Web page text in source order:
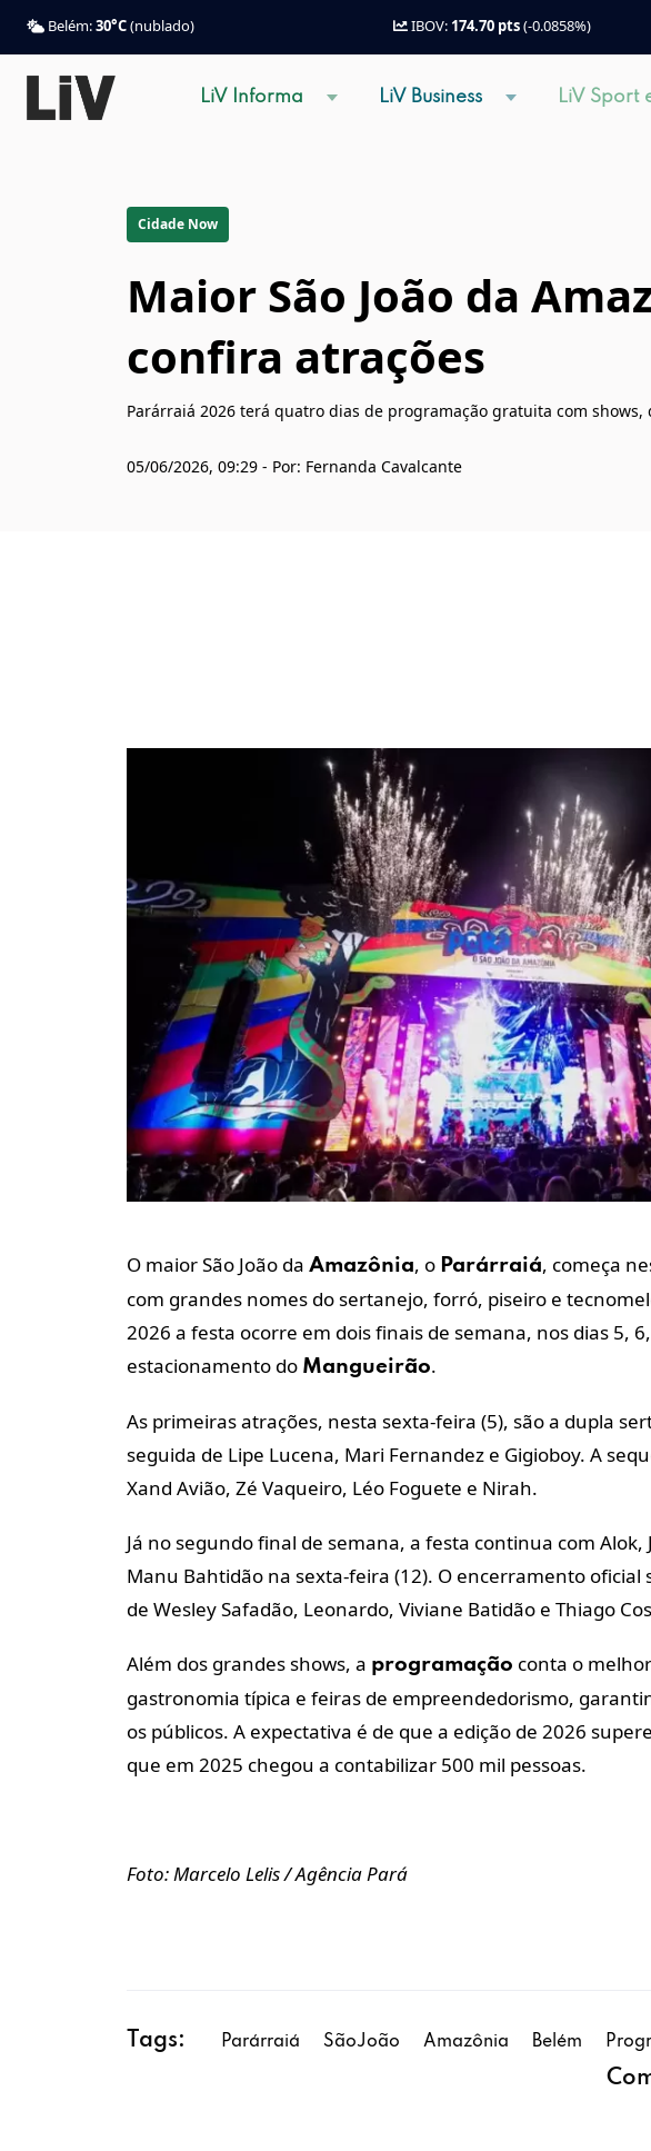
Belém:30°C(nublado) IBOV: 174.70 pts(-0.0858%)
LiV Informa LiV Business LiV Sport
Cidade Now
Maior São João da
confira atrações
Parárraiá 2026 terá quatro dias de programação gratuita com
05/06/2026, 09:29 - Por: Fernanda Cavalcante
O maior São João da Amazônia, o Parárraiá, começa
com grandes nomes do sertanejo, forró, piseiro e
2026 a festa ocorre em dois finais de semana, nos dias 5,
estacionamento do Mangueirão.
As primeiras atrações, nesta sexta-feira (5), são a dupla
seguida de Lipe Lucena, Mari Fernandez e Gigioboy. A
Xand Avião, Zé Vaqueiro, Léo Foguete e Nirah.
Já no segundo final de semana, a festa continua com Alok,
Manu Bahtidão na sexta-feira (12). O encerramento oficial
de Wesley Safadão, Leonardo, Viviane Batidão e Thiago
Além dos grandes shows, a programação conta o
gastronomia típica e feiras de empreendedorismo,
os públicos. A expectativa é de que a edição de 2026
que em 2025 chegou a contabilizar 500 mil pessoas.
Foto: Marcelo Lelis / Agência Pará
Tags: Parárraiá SãoJoão Amazônia Belém